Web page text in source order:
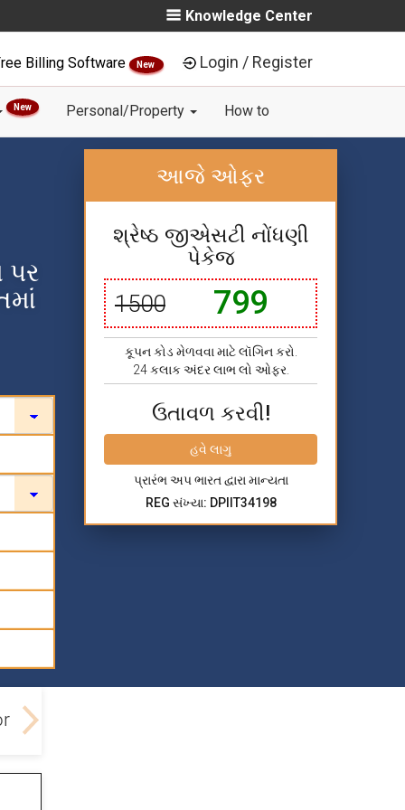
Knowledge Center
Billing Software New Login / Register
New Personal/Property How to
આજે ઓફર
શ્રેષ્ઠ જીએસટી નોંધણી
પેકેજ
1500 799
કૂપન કોડ મેળવવા માટે લૉગિન કરો.
24 કલાક અંદર લાભ લો ઓફર.
ઉતાવળ કરવી!
હવે લાગુ
પ્રારંભ અપ ભારત દ્વારા માન્યતા
REG સંખ્યા: DPIIT34198